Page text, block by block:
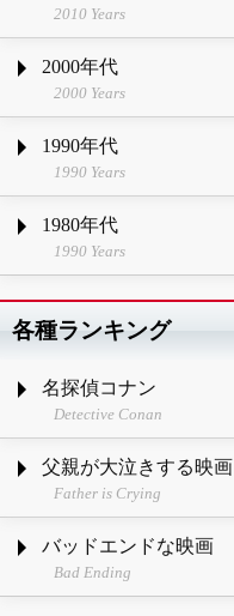
2010 Years
2000年代
2000 Years
1990年代
1990 Years
1980年代
1990 Years
各種ランキング
名探偵コナン
Detective Conan
父親が大泣きする映画
Father is Crying
バッドエンドな映画
Bad Ending